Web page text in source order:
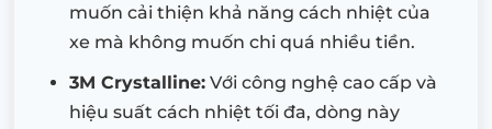
muốn cải thiện khả năng cách nhiệt của
xe mà không muốn chi quá nhiều tiền.
3M Crystalline: Với công nghệ cao cấp và
hiệu suất cách nhiệt tối đa, dòng này